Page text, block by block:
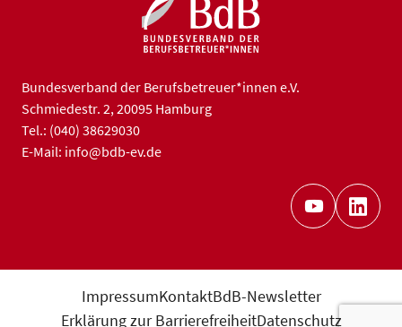
Bundesverband der Berufsbetreuer*innen e.V.
Schmiedestr. 2, 20095 Hamburg
Tel.: (040) 38629030
E-Mail: info@bdb-ev.de
ImpressumKontaktBdB-Newsletter
Erklärung zur BarrierefreiheitDatenschutz